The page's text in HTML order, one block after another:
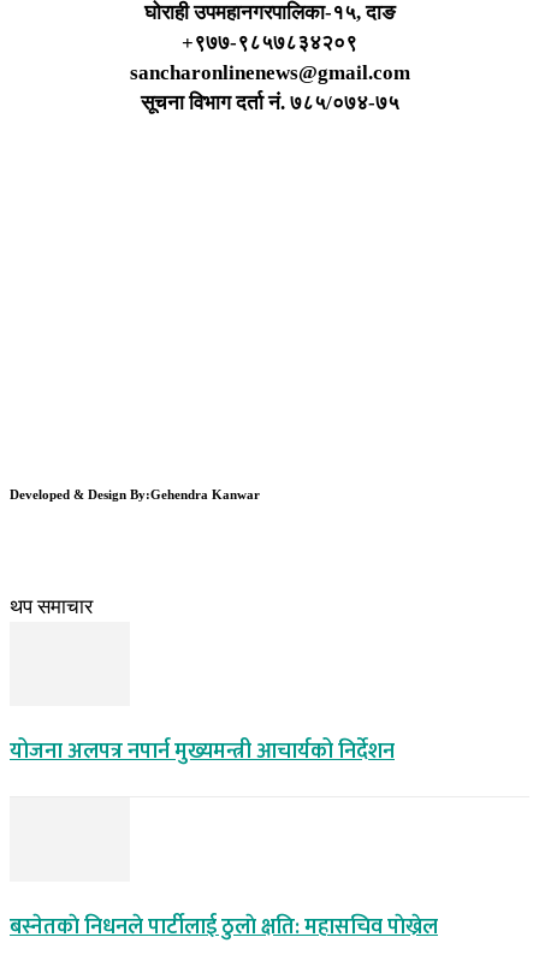
घोराही उपमहानगरपालिका-१५, दाङ
+९७७-९८५७८३४२०९
sancharonlinenews@gmail.com
सूचना विभाग दर्ता न‌ं. ७८५/०७४-७५
Developed & Design By:Gehendra Kanwar
थप समाचार
योजना अलपत्र नपार्न मुख्यमन्त्री आचार्यको निर्देशन
बस्नेतकाे निधनले पार्टीलाई ठुलाे क्षति: महासचिव पाेख्रेल